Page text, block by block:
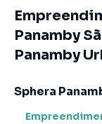
Panamby
Panamby
Sphera